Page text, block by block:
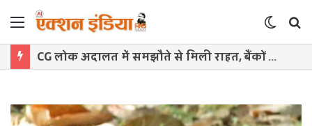
Menu
Switch
skin
CG लोक अदालत में समझौते से मिली राहत, बैंकों को ब्याज में छूट देने की सलाह